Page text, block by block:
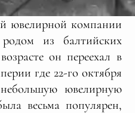
ювелирной компании
из балтийских
он переехал в
где 22-го октября
ювелирную
весьма популярен,